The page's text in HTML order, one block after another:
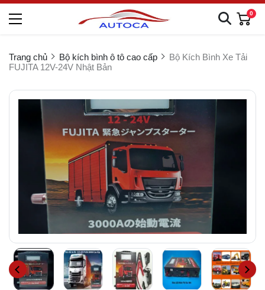
0
Trang chủ Bộ kích bình ô tô cao cấp
Bộ Kích Bình Xe Tải
FUJITA 12V-24V Nhật Bản